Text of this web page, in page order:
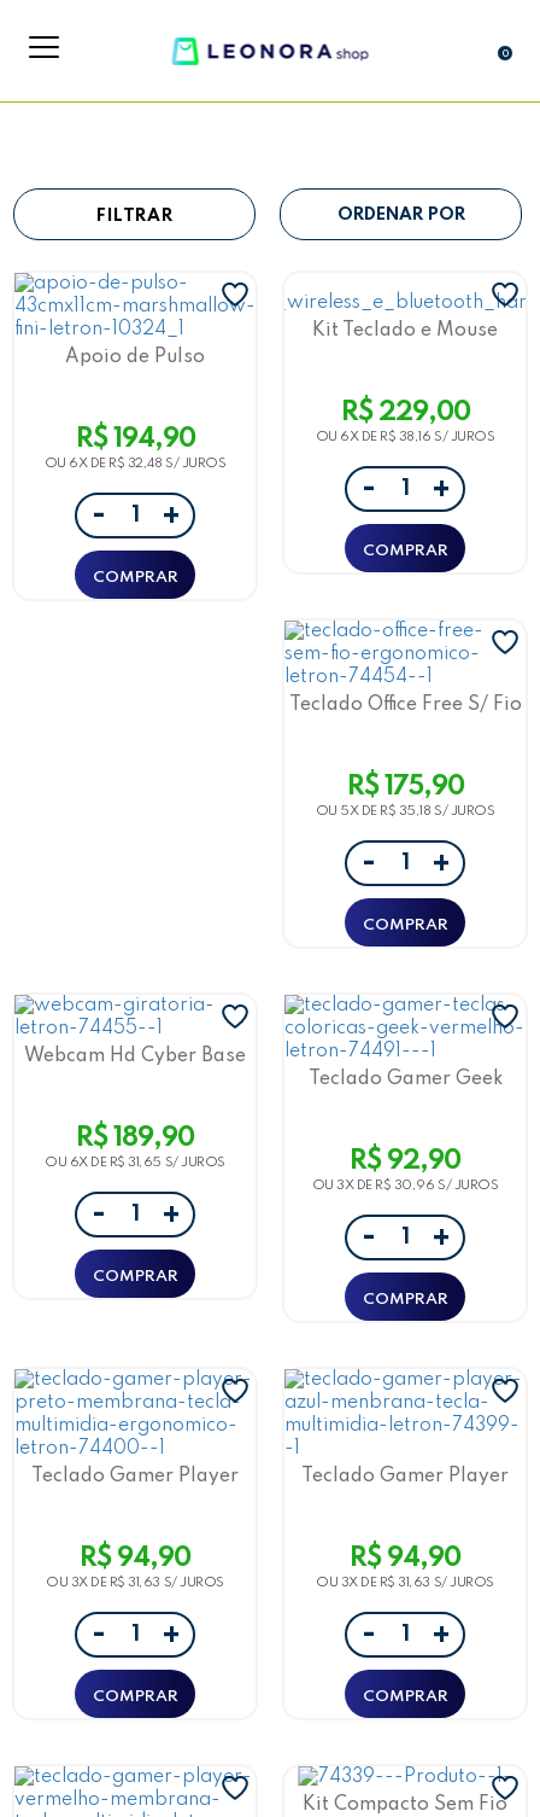
0
FILTRAR
Apoio de Pulso
R$ 194,90
OU 6X DE R$ 32,48
- +
Kit Teclado e Mouse
R$ 229,00
OU 6X DE R$ 38,16
- +
Teclado Office Free S/ Fio
R$ 175,90
OU 5X DE R$ 35,18
- +
Webcam Hd Cyber Base
R$ 189,90
OU 6X DE R$ 31,65
- +
Teclado Gamer Geek
R$ 92,90
OU 3X DE R$ 30,96
- +
Teclado Gamer Player
R$ 94,90
OU 3X DE R$ 31,63
- +
Teclado Gamer Player
R$ 94,90
OU 3X DE R$ 31,63
- +
Kit Compacto Sem Fio